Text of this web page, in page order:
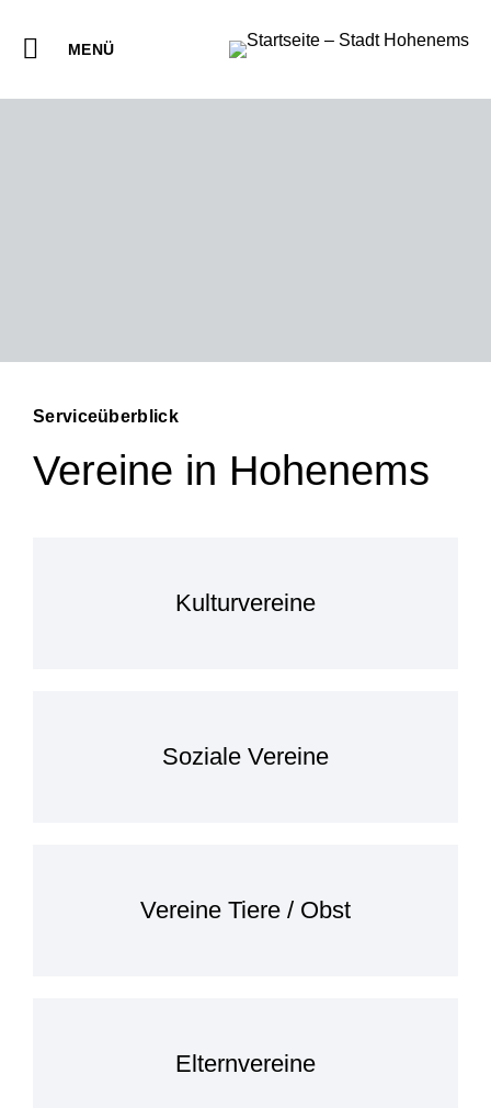
MENÜ
Serviceüberblick
Vereine in Hohenems
Kulturvereine
Soziale Vereine
Vereine Tiere / Obst
Elternvereine